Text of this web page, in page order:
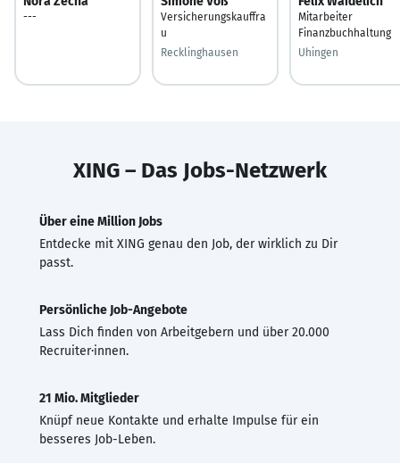
---
Versicherungskauffra
u
Recklinghausen
Mitarbeiter
Finanzbuchhaltung
Uhingen
XING – Das Jobs-Netzwerk
Über eine Million Jobs
Entdecke mit XING genau den Job, der wirklich zu Dir
passt.
Persönliche Job-Angebote
Lass Dich finden von Arbeitgebern und über 20.000
Recruiter·innen.
21 Mio. Mitglieder
Knüpf neue Kontakte und erhalte Impulse für ein
besseres Job-Leben.